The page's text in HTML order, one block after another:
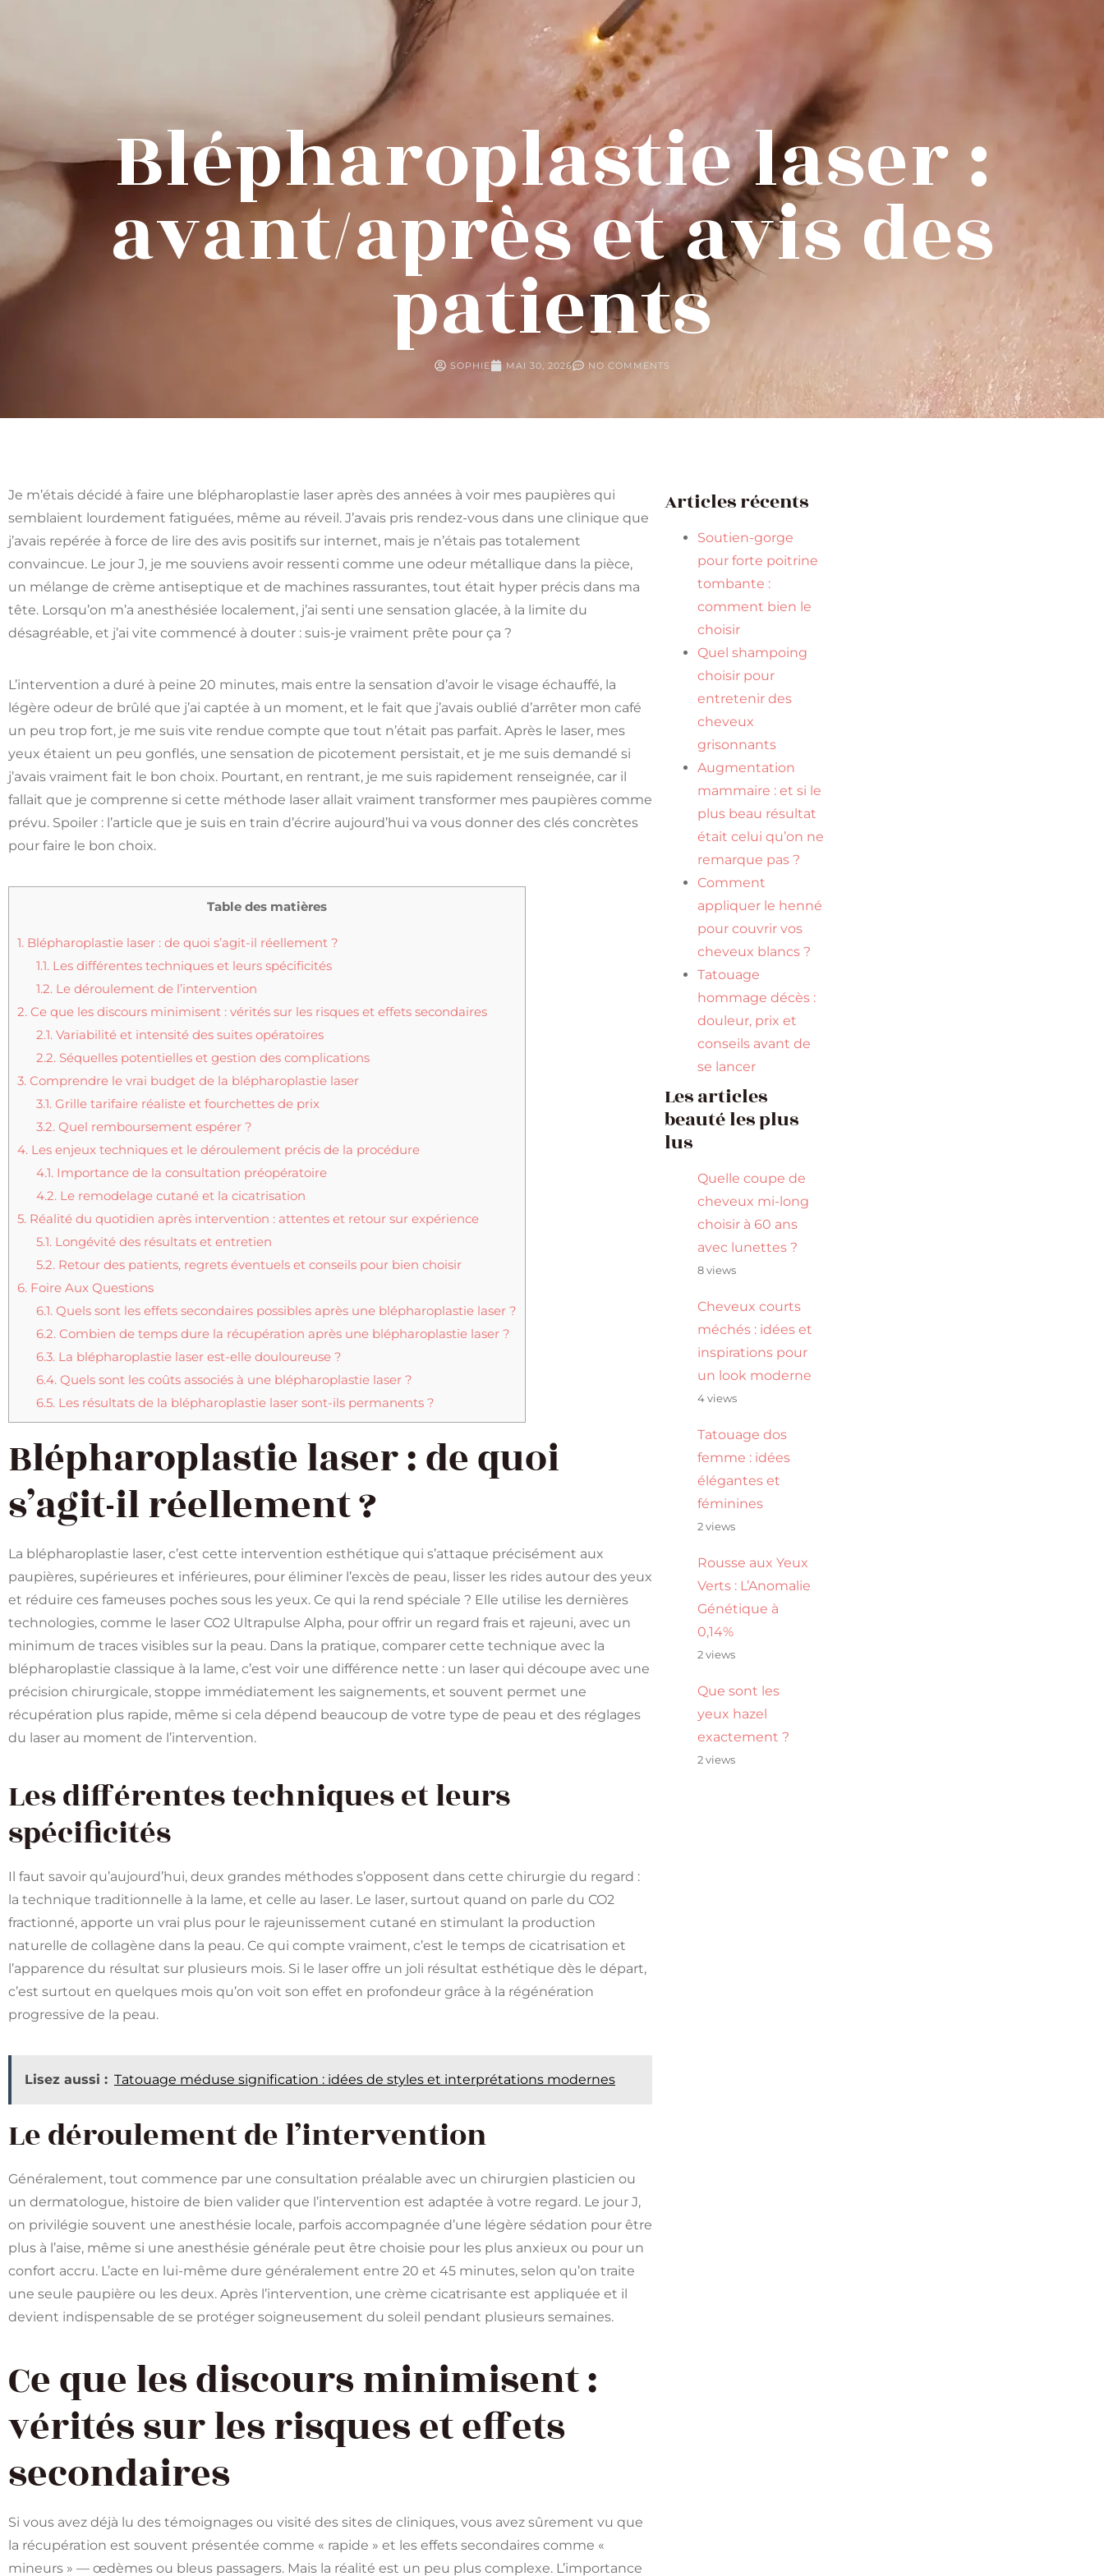
Blépharoplastie laser :
avant/après et avis des
patients
SOPHIE MAI 30, 2026 NO COMMENTS
Je m’étais décidé à faire une blépharoplastie laser après des années à voir mes paupières qui
semblaient lourdement fatiguées, même au réveil. J’avais pris rendez-vous dans une clinique que
j’avais repérée à force de lire des avis positifs sur internet, mais je n’étais pas totalement
convaincue. Le jour J, je me souviens avoir ressenti comme une odeur métallique dans la pièce,
un mélange de crème antiseptique et de machines rassurantes, tout était hyper précis dans ma
tête. Lorsqu’on m’a anesthésiée localement, j’ai senti une sensation glacée, à la limite du
désagréable, et j’ai vite commencé à douter : suis-je vraiment prête pour ça ?
L’intervention a duré à peine 20 minutes, mais entre la sensation d’avoir le visage échauffé, la
légère odeur de brûlé que j’ai captée à un moment, et le fait que j’avais oublié d’arrêter mon café
un peu trop fort, je me suis vite rendue compte que tout n’était pas parfait. Après le laser, mes
yeux étaient un peu gonflés, une sensation de picotement persistait, et je me suis demandé si
j’avais vraiment fait le bon choix. Pourtant, en rentrant, je me suis rapidement renseignée, car il
fallait que je comprenne si cette méthode laser allait vraiment transformer mes paupières comme
prévu. Spoiler : l’article que je suis en train d’écrire aujourd’hui va vous donner des clés concrètes
pour faire le bon choix.
Table des matières
1. Blépharoplastie laser : de quoi s’agit-il réellement ?
1.1. Les différentes techniques et leurs spécificités
1.2. Le déroulement de l’intervention
2. Ce que les discours minimisent : vérités sur les risques et effets secondaires
2.1. Variabilité et intensité des suites opératoires
2.2. Séquelles potentielles et gestion des complications
3. Comprendre le vrai budget de la blépharoplastie laser
3.1. Grille tarifaire réaliste et fourchettes de prix
3.2. Quel remboursement espérer ?
4. Les enjeux techniques et le déroulement précis de la procédure
4.1. Importance de la consultation préopératoire
4.2. Le remodelage cutané et la cicatrisation
5. Réalité du quotidien après intervention : attentes et retour sur expérience
5.1. Longévité des résultats et entretien
5.2. Retour des patients, regrets éventuels et conseils pour bien choisir
6. Foire Aux Questions
6.1. Quels sont les effets secondaires possibles après une blépharoplastie laser ?
6.2. Combien de temps dure la récupération après une blépharoplastie laser ?
6.3. La blépharoplastie laser est-elle douloureuse ?
6.4. Quels sont les coûts associés à une blépharoplastie laser ?
6.5. Les résultats de la blépharoplastie laser sont-ils permanents ?
Blépharoplastie laser : de quoi
s’agit-il réellement ?
La blépharoplastie laser, c’est cette intervention esthétique qui s’attaque précisément aux
paupières, supérieures et inférieures, pour éliminer l’excès de peau, lisser les rides autour des yeux
et réduire ces fameuses poches sous les yeux. Ce qui la rend spéciale ? Elle utilise les dernières
technologies, comme le laser CO2 Ultrapulse Alpha, pour offrir un regard frais et rajeuni, avec un
minimum de traces visibles sur la peau. Dans la pratique, comparer cette technique avec la
blépharoplastie classique à la lame, c’est voir une différence nette : un laser qui découpe avec une
précision chirurgicale, stoppe immédiatement les saignements, et souvent permet une
récupération plus rapide, même si cela dépend beaucoup de votre type de peau et des réglages
du laser au moment de l’intervention.
Les différentes techniques et leurs
spécificités
Il faut savoir qu’aujourd’hui, deux grandes méthodes s’opposent dans cette chirurgie du regard :
la technique traditionnelle à la lame, et celle au laser. Le laser, surtout quand on parle du CO2
fractionné, apporte un vrai plus pour le rajeunissement cutané en stimulant la production
naturelle de collagène dans la peau. Ce qui compte vraiment, c’est le temps de cicatrisation et
l’apparence du résultat sur plusieurs mois. Si le laser offre un joli résultat esthétique dès le départ,
c’est surtout en quelques mois qu’on voit son effet en profondeur grâce à la régénération
progressive de la peau.
Lisez aussi : Tatouage méduse signification : idées de styles et interprétations modernes
Le déroulement de l’intervention
Généralement, tout commence par une consultation préalable avec un chirurgien plasticien ou
un dermatologue, histoire de bien valider que l’intervention est adaptée à votre regard. Le jour J,
on privilégie souvent une anesthésie locale, parfois accompagnée d’une légère sédation pour être
plus à l’aise, même si une anesthésie générale peut être choisie pour les plus anxieux ou pour un
confort accru. L’acte en lui-même dure généralement entre 20 et 45 minutes, selon qu’on traite
une seule paupière ou les deux. Après l’intervention, une crème cicatrisante est appliquée et il
devient indispensable de se protéger soigneusement du soleil pendant plusieurs semaines.
Ce que les discours minimisent :
vérités sur les risques et effets
secondaires
Si vous avez déjà lu des témoignages ou visité des sites de cliniques, vous avez sûrement vu que
la récupération est souvent présentée comme « rapide » et les effets secondaires comme «
mineurs » — œdèmes ou bleus passagers. Mais la réalité est un peu plus complexe. L’importance
Articles récents
Soutien-gorge
pour forte poitrine
tombante :
comment bien le
choisir
Quel shampoing
choisir pour
entretenir des
cheveux
grisonnants
Augmentation
mammaire : et si le
plus beau résultat
était celui qu’on ne
remarque pas ?
Comment
appliquer le henné
pour couvrir vos
cheveux blancs ?
Tatouage
hommage décès :
douleur, prix et
conseils avant de
se lancer
Les articles
beauté les plus
lus
Quelle coupe de
cheveux mi-long
choisir à 60 ans
avec lunettes ?
8 views
Cheveux courts
méchés : idées et
inspirations pour
un look moderne
4 views
Tatouage dos
femme : idées
élégantes et
féminines
2 views
Rousse aux Yeux
Verts : L’Anomalie
Génétique à
0,14%
2 views
Que sont les
yeux hazel
exactement ?
2 views